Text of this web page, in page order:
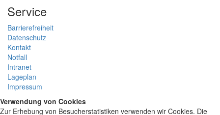
Service
Barrierefreiheit
Datenschutz
Kontakt
Notfall
Intranet
Lageplan
Impressum
Verwendung von Cookies
Zur Erhebung von Besucherstatistiken verwenden wir Cookies. Die